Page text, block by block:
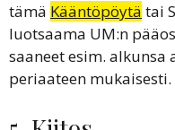
tämä Kääntöpöytä tai
luotsaama UM:n
saaneet esim.
periaateen mukaisesti.